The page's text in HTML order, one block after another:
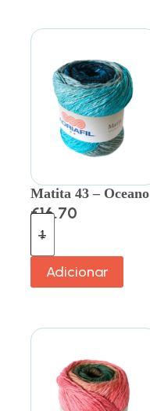
Matita 43 – Oceano
€16.70
Adicionar